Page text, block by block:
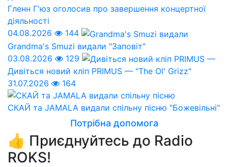
Гленн Г'юз оголосив про завершення концертної
діяльності
04.08.2026
144
Grandma's Smuzi видали "Заповіт"
03.08.2026
129
Дивіться новий кліп PRIMUS — "The Ol' Grizz"
31.07.2026
164
СКАЙ та JAMALA видали спільну пісню "Божевільні"
Потрібна допомога
👍 Приєднуйтесь до Radio
ROKS!